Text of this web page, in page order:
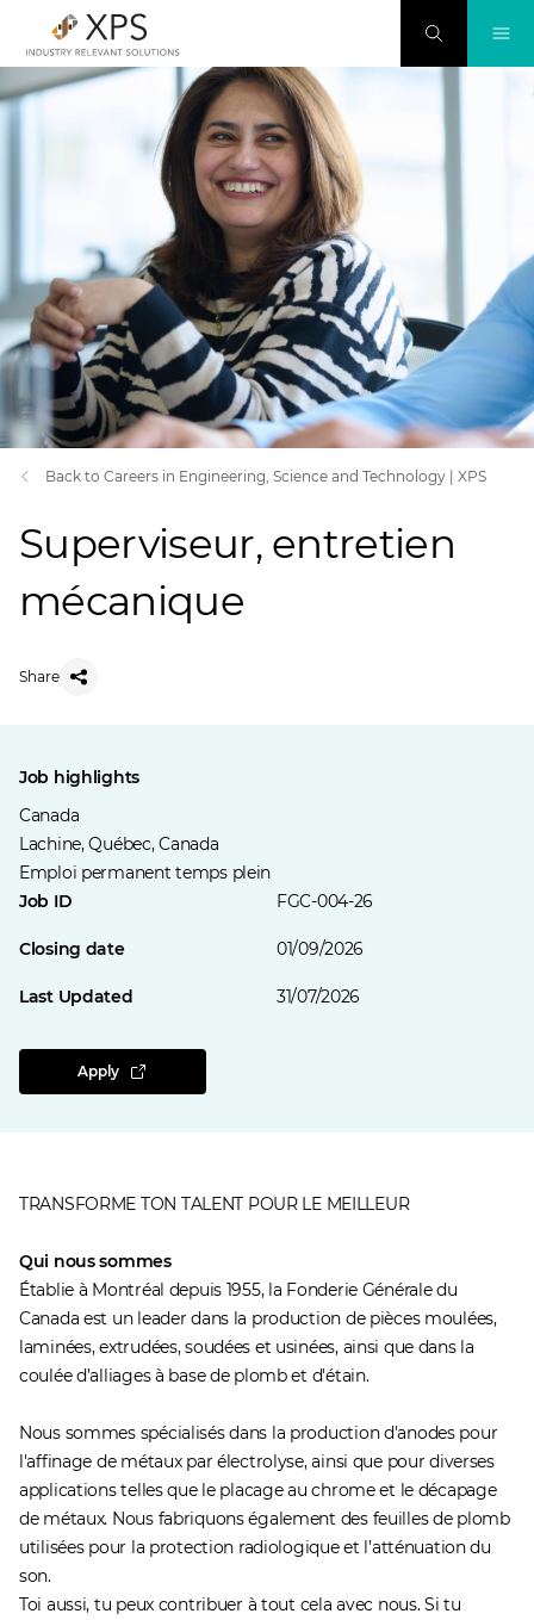
Back to Careers in Engineering, Science and Technology | XPS
Superviseur, entretien
mécanique
Share
Job highlights
Canada
Lachine, Québec, Canada
Emploi permanent temps plein
Job ID
FGC-004-26
Closing date 01/09/2026
Last Updated 31/07/2026
Apply
TRANSFORME TON TALENT POUR LE MEILLEUR
Qui nous sommes
Établie à Montréal depuis 1955, la Fonderie Générale du
Canada est un leader dans la production de pièces moulées,
laminées, extrudées, soudées et usinées, ainsi que dans la
coulée d’alliages à base de plomb et d'étain.
Nous sommes spécialisés dans la production d'anodes pour
l'affinage de métaux par électrolyse, ainsi que pour diverses
applications telles que le placage au chrome et le décapage
de métaux. Nous fabriquons également des feuilles de plomb
utilisées pour la protection radiologique et l’atténuation du
son.
Toi aussi, tu peux contribuer à tout cela avec nous. Si tu